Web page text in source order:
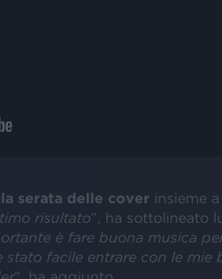
serata delle cover insieme a
risultato”, ha sottolineato
è fare buona musica
facile entrare con le mie